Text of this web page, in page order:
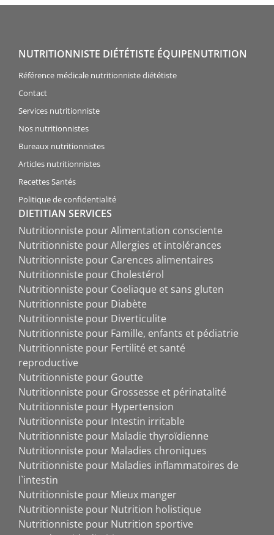
NUTRITIONNISTE DIÉTÉTISTE ÉQUIPENUTRITION
Référence médicale nutritionniste diététiste
Contact
Services nutritionniste
Nos nutritionnistes
Bureaux nutritionnistes
Articles nutritionnistes
Recettes Santés
Politique de confidentialité
DIETITIAN SERVICES
Nutritionniste pour Alimentation consciente
Nutritionniste pour Allergies et intolérances
Nutritionniste pour Carences alimentaires
Nutritionniste pour Cholestérol
Nutritionniste pour Coeliaque et sans gluten
Nutritionniste pour Diabète
Nutritionniste pour Diverticulite
Nutritionniste pour Famille, enfants et pédiatrie
Nutritionniste pour Fertilité et santé
reproductive
Nutritionniste pour Goutte
Nutritionniste pour Grossesse et périnatalité
Nutritionniste pour Hypertension
Nutritionniste pour Intestin irritable
Nutritionniste pour Maladie thyroïdienne
Nutritionniste pour Maladies chroniques
Nutritionniste pour Maladies inflammatoires de
l`intestin
Nutritionniste pour Mieux manger
Nutritionniste pour Nutrition holistique
Nutritionniste pour Nutrition sportive